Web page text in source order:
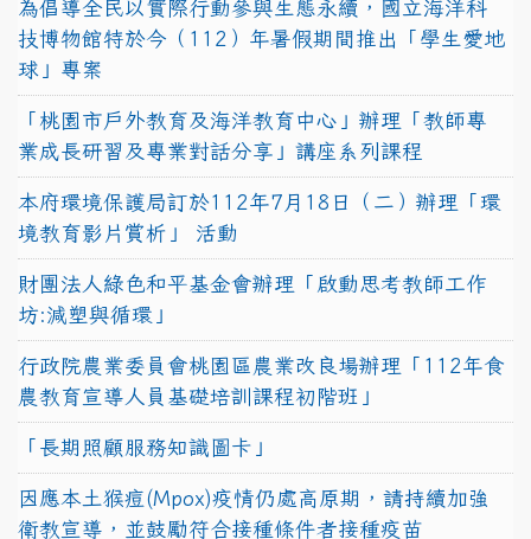
為倡導全民以實際行動參與生態永續，國立海洋科
技博物館特於今（112）年暑假期間推出「學生愛地
球」專案
「桃園市戶外教育及海洋教育中心」辦理「教師專
業成長研習及專業對話分享」講座系列課程
本府環境保護局訂於112年7月18日（二）辦理「環
境教育影片賞析」 活動
財團法人綠色和平基金會辦理「啟動思考教師工作
坊:減塑與循環」
行政院農業委員會桃園區農業改良場辦理「112年食
農教育宣導人員基礎培訓課程初階班」
「長期照顧服務知識圖卡」
因應本土猴痘(Mpox)疫情仍處高原期，請持續加強
衛教宣導，並鼓勵符合接種條件者接種疫苗